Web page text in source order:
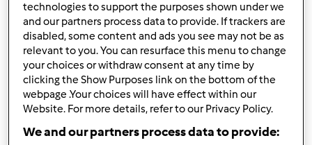
COME PUOI OTTENERE PUNTI PER LA
TUA ATTIVITA'
Eseguendo una delle azioni elencate di seguito è possibile
raccogliere punti. Questi punti si sommeranno alla tuo
punteggio attuale nella Community. Controlla la scala di
ti servono per passare al grado successivo.
technologies to support the purposes shown under we
and our partners process data to provide. If trackers are
disabled, some content and ads you see may not be as
relevant to you. You can resurface this menu to change
your choices or withdraw consent at any time by
clicking the Show Purposes link on the bottom of the
webpage .Your choices will have effect within our
Website. For more details, refer to our Privacy Policy.
We and our partners process data to provide: